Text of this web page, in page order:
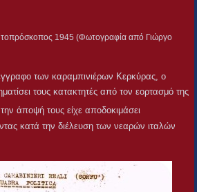
1945 (Φωτογραφία από Γιώργο
των καραμπινιέρων Κερκύρας, ο
τους κατακτητές από τον εορτασμό της
άποψή τους είχε αποδοκιμάσει
κατά την διέλευση των νεαρών ιταλών